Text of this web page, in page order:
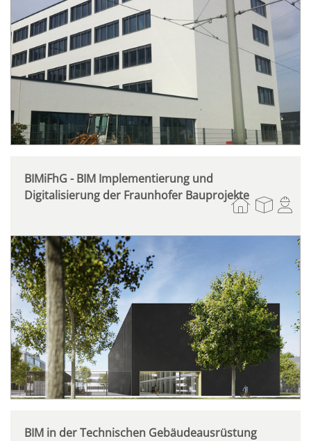
BIMiFhG - BIM Implementierung und
Digitalisierung der Fraunhofer Bauprojekte
BIM in der Technischen Gebäudeausrüstung